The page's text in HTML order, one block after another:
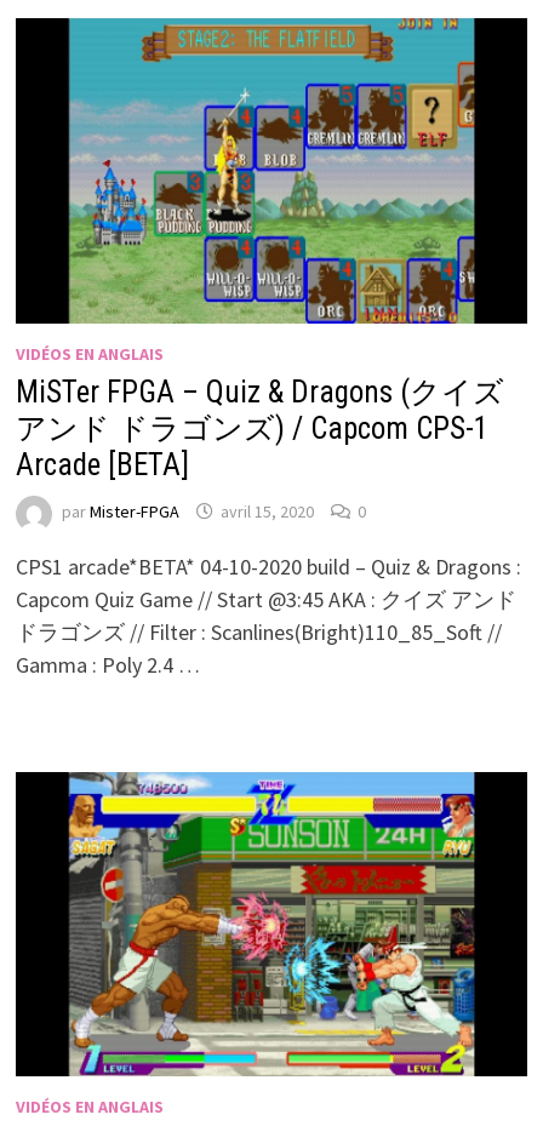
VIDÉOS EN ANGLAIS
MiSTer FPGA – Quiz & Dragons (クイズ
アンド ドラゴンズ) / Capcom CPS-1
Arcade [BETA]
parMister-FPGA avril 15, 2020 0
CPS1 arcade*BETA* 04-10-2020 build – Quiz & Dragons :
Capcom Quiz Game // Start @3:45 AKA : クイズ アンド
ドラゴンズ // Filter : Scanlines(Bright)110_85_Soft //
Gamma : Poly 2.4 …
VIDÉOS EN ANGLAIS